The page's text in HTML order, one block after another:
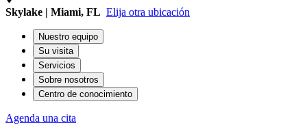
Skylake | Miami, FL Elija otra ubicación
Nuestro equipo
Su visita
Servicios
Sobre nosotros
Centro de conocimiento
Agenda una cita